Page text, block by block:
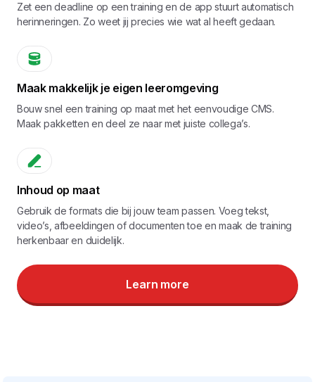
Zet een deadline op een training en de app stuurt automatisch
herinneringen. Zo weet jij precies wie wat al heeft gedaan.
Maak makkelijk je eigen leeromgeving
Bouw snel een training op maat met het eenvoudige CMS.
Maak pakketten en deel ze naar met juiste collega’s.
Inhoud op maat
Gebruik de formats die bij jouw team passen. Voeg tekst,
video’s, afbeeldingen of documenten toe en maak de training
herkenbaar en duidelijk.
Learn more